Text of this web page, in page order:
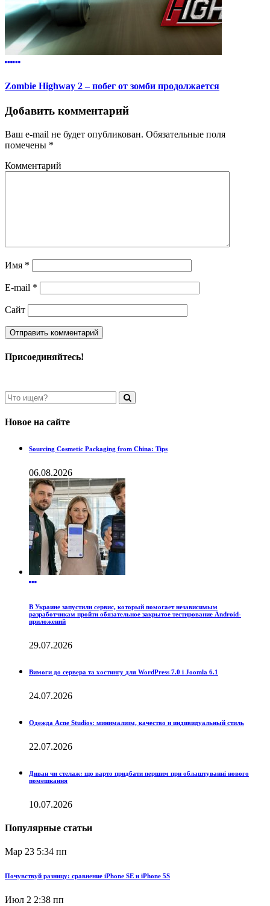
Zombie Highway 2 – побег от зомби продолжается
Добавить комментарий
Ваш e-mail не будет опубликован. Обязательные поля
помечены *
Комментарий
Имя *
E-mail *
Сайт
Присоединяйтесь!
Новое на сайте
Sourcing Cosmetic Packaging from China: Tips
06.08.2026
В Украине запустили сервис, который помогает независимым
разработчикам пройти обязательное закрытое тестирование Android-
приложений
29.07.2026
Вимоги до сервера та хостингу для WordPress 7.0 і Joomla 6.1
24.07.2026
Одежда Acne Studios: минимализм, качество и индивидуальный стиль
22.07.2026
Диван чи стелаж: що варто придбати першим при облаштуванні нового
помешкання
10.07.2026
Популярные статьи
Мар 23 5:34 пп
Почувствуй разницу: сравнение iPhone SE и iPhone 5S
Июл 2 2:38 пп